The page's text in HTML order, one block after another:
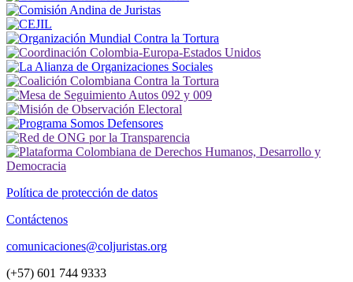
Política de protección de datos
Contáctenos
comunicaciones@coljuristas.org
(+57) 601 744 9333